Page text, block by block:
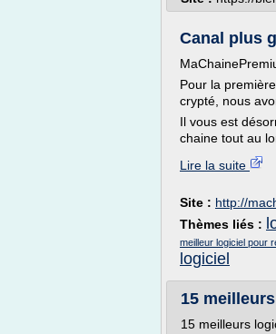
Canal plus
Pour la
crypté, nous
Il vous est
chaine tout au
Lire la suite
Site : http://
Thèmes liés :
meilleur logiciel pour
logiciel
15
15 meilleurs